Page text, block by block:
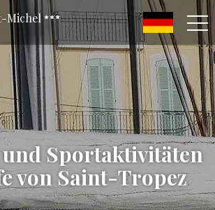
Michel
Sportaktivitäten
von Saint-Tropez